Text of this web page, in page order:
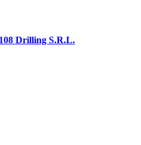
Drilling S.R.L.